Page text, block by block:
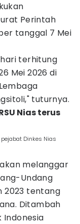
Perintah
tanggal 7 Mei
terhitung
Mei 2026 di
tuturnya.
Nias terus
Dinkes Nias
melanggar
Undang
2023 tentang
Ditambah
Indonesia